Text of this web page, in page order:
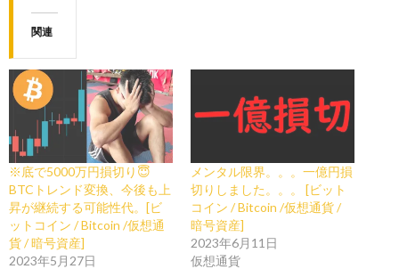
関連
※底で5000万円損切り😇
BTCトレンド変換、今後も上
昇が継続する可能性代。[ビ
ットコイン / Bitcoin /仮想通
貨 / 暗号資産]
2023年5月27日
メンタル限界。。。一億円損
切りしました。。。 [ビット
コイン / Bitcoin /仮想通貨 /
暗号資産]
2023年6月11日
仮想通貨